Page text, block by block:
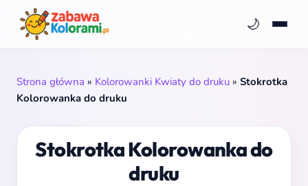
🌙
Strona główna » Kolorowanki Kwiaty do druku » Stokrotka
Kolorowanka do druku
Stokrotka Kolorowanka do
druku